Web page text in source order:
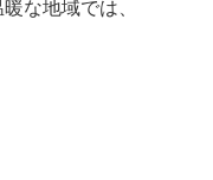
な地域では、